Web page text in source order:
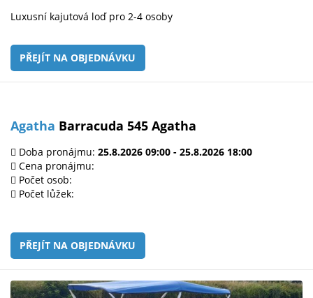
Luxusní kajutová loď pro 2-4 osoby
PŘEJÍT NA OBJEDNÁVKU
Agatha Barracuda 545 Agatha
Doba pronájmu: 25.8.2026 09:00 - 25.8.2026 18:00
Cena pronájmu:
Počet osob:
Počet lůžek:
PŘEJÍT NA OBJEDNÁVKU